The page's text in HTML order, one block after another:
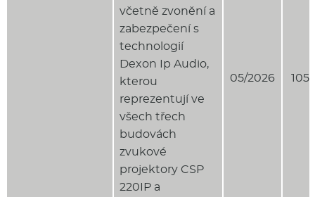
05/2026 105
včetně zvonění a
zabezpečení s
technologií
Dexon Ip Audio,
kterou
reprezentují ve
všech třech
budovách
zvukové
projektory CSP
220IP a